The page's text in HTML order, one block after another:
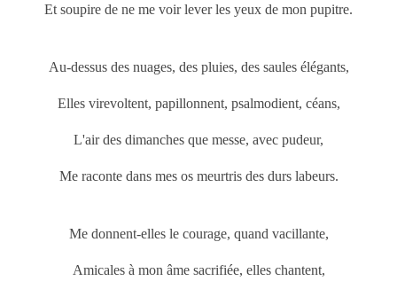
Et soupire de ne me voir lever les yeux de mon pupitre.
Au-dessus des nuages, des pluies, des saules élégants,
Elles virevoltent, papillonnent, psalmodient, céans,
L'air des dimanches que messe, avec pudeur,
Me raconte dans mes os meurtris des durs labeurs.
Me donnent-elles le courage, quand vacillante,
Amicales à mon âme sacrifiée, elles chantent,